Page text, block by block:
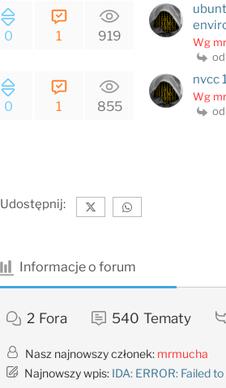
0 1 919 Wg
0 1 855
nvcc
Wg
Udostępnij:
Informacje o forum
2 Fora 540 Tematy
Nasz najnowszy członek: mrmucha
Najnowszy wpis: IDA: ERROR: Failed